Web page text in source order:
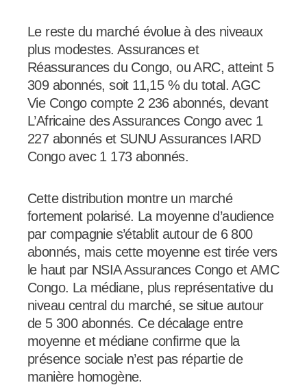
Le reste du marché évolue à des niveaux
plus modestes. Assurances et
Réassurances du Congo, ou ARC, atteint 5
309 abonnés, soit 11,15 % du total. AGC
Vie Congo compte 2 236 abonnés, devant
L’Africaine des Assurances Congo avec 1
227 abonnés et SUNU Assurances IARD
Congo avec 1 173 abonnés.
Cette distribution montre un marché
fortement polarisé. La moyenne d’audience
par compagnie s’établit autour de 6 800
abonnés, mais cette moyenne est tirée vers
le haut par NSIA Assurances Congo et AMC
Congo. La médiane, plus représentative du
niveau central du marché, se situe autour
de 5 300 abonnés. Ce décalage entre
moyenne et médiane confirme que la
présence sociale n’est pas répartie de
manière homogène.